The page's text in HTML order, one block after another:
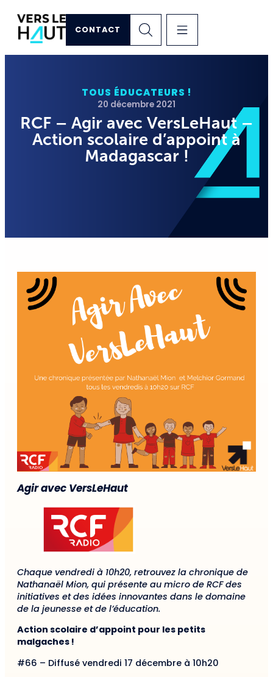
CONTACT
TOUS ÉDUCATEURS !
20 décembre 2021
RCF – Agir avec VersLeHaut –
Action scolaire d’appoint à
Madagascar !
Agir avec VersLeHaut
Chaque vendredi à 10h20, retrouvez la chronique de
Nathanaël Mion, qui présente au micro de RCF des
initiatives et des idées innovantes dans le domaine
de la jeunesse et de l’éducation.
Action scolaire d’appoint pour les petits
malgaches !
#66 – Diffusé vendredi 17 décembre à 10h20